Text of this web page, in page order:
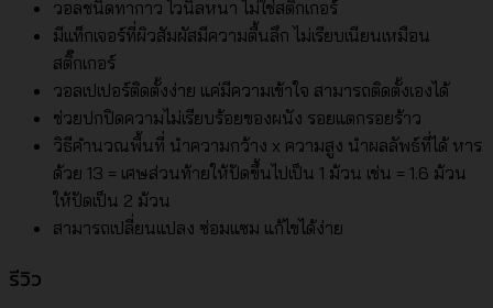
วอลชนิดทากาว ไวนิลหนา ไม่ใช่สติ๊กเกอร์
มีแท็กเจอร์ที่ผิวสัมผัสมีความตื้นลึก ไม่เรียบเนียนเหมือน
สติ๊กเกอร์
วอลเปเปอร์ติดตั้งง่าย แค่มีความเข้าใจ สามารถติดตั้งเองได้
ช่วยปกปิดความไม่เรียบร้อยของผนัง รอยแตกรอยร้าว
วิธีคำนวณพื้นที่ นำความกว้าง x ความสูง นำผลลัพธ์ที่ได้ หาร
ด้วย 13 = เศษส่วนท้ายให้ปัดขึ้นไปเป็น 1 ม้วน เช่น = 1.6 ม้วน
ให้ปัดเป็น 2 ม้วน
สามารถเปลี่ยนแปลง ซ่อมแซม แก้ไขได้ง่าย
รีวิว